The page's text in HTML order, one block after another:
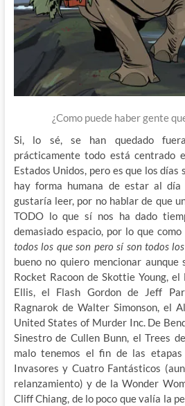
¿Como puede haber gente
Si, lo sé, se han quedado
prácticamente todo está centrado
Estados Unidos, pero es que los
hay forma humana de estar al
gustaría leer, por no hablar de que
TODO lo que sí nos ha dado
demasiado espacio, por lo que
todos los que son pero sí son todos
bueno no quiero mencionar
Rocket Racoon de Skottie Young,
Ellis, el Flash Gordon de Jeff
Ragnarok de Walter Simonson, el
United States of Murder Inc. De
Sinestro de Cullen Bunn, el Trees
malo tenemos el fin de las etapas
Invasores y Cuatro Fantásticos
relanzamiento) y de la Wonder
Cliff Chiang, de lo poco que valía la